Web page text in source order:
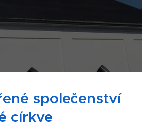
společenství
církve